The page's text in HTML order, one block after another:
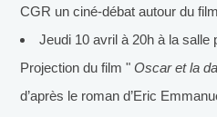
CGR un ciné-débat autour du
Jeudi 10 avril à 20h à la salle
Projection du film ʺ Oscar et la
d’après le roman d’Eric